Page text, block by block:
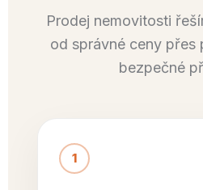
Prodej nemovitosti
od správné ceny přes
bezpečné
1